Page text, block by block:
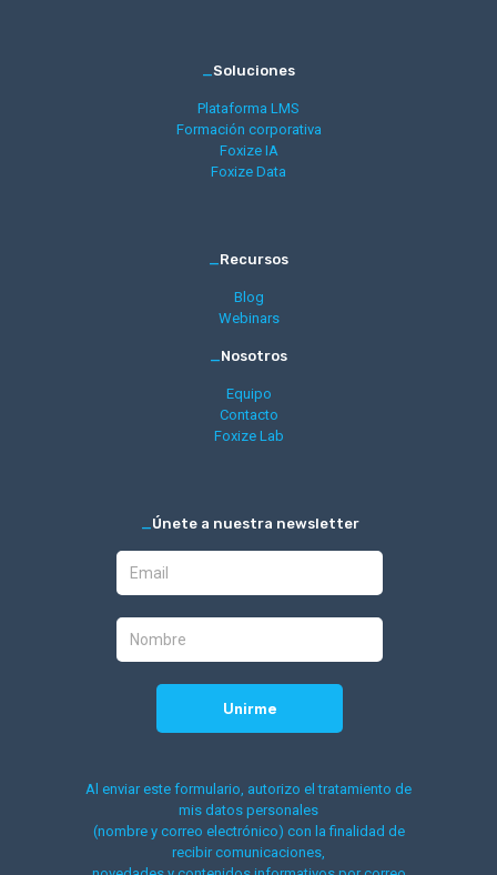
_Soluciones
Plataforma LMS
Formación corporativa
Foxize IA
Foxize Data
_Recursos
Blog
Webinars
_Nosotros
Equipo
Contacto
Foxize Lab
_Únete a nuestra newsletter
Al enviar este formulario, autorizo el tratamiento de
mis datos personales
(nombre y correo electrónico) con la finalidad de
recibir comunicaciones,